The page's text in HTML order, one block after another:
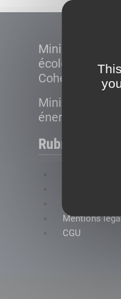
Ministère de
écologique et
Cohésion des
Ministère de la
énergétique
Rubriques
Mentions
CGU